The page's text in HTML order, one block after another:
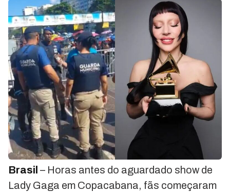
Brasil – Horas antes do aguardado show de
Lady Gaga em Copacabana, fãs começaram